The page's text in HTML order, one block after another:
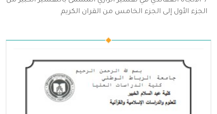
الجزء الأول إلى الجزء الخامس من القران الكريم